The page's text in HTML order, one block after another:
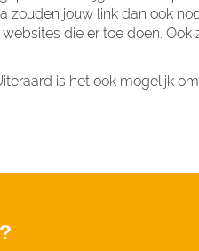
zouden jouw link dan ook
die er toe doen. Ook
is het ook mogelijk